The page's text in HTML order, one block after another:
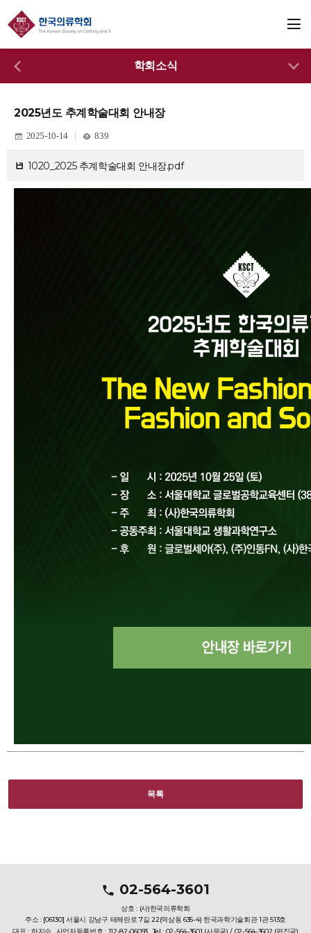
학회소식
2025년도 추계학술대회 안내장
2025-10-14 839
1020_2025 추계학술대회 안내장.pdf
목록
02-564-3601
상호 : (사)한국의류학회
주소 : [06130] 서울시 강남구 테헤란로 7길 22(역삼동 635-4) 한국과학기술회관 1관 513호